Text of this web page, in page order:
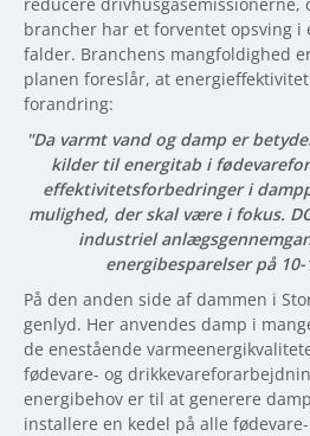
brancher har et forventet opsving i
falder. Branchens mangfoldighed
planen foreslår, at
forandring:
"Da varmt vand og damp er
kilder til energitab i
effektivitetsforbedringer i
mulighed, der skal være i fokus.
industriel
energibesparelser på 10-
På den anden side af dammen i
genlyd. Her anvendes damp i
de enestående
fødevare- og
energibehov er til at generere
installere en kedel på alle